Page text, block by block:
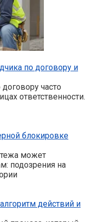
по договору и
часто
ответственности.
блокировке
может
подозрения на
действий и